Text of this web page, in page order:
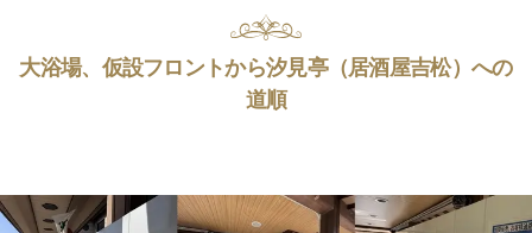
大浴場、仮設フロントから汐見亭（居酒屋吉松）への
道順